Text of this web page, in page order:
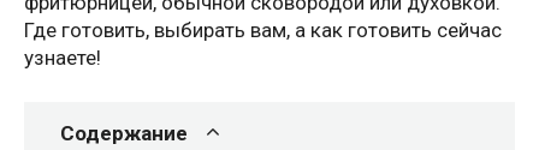
Где готовить, выбирать вам, а как готовить сейчас
узнаете!
Содержание